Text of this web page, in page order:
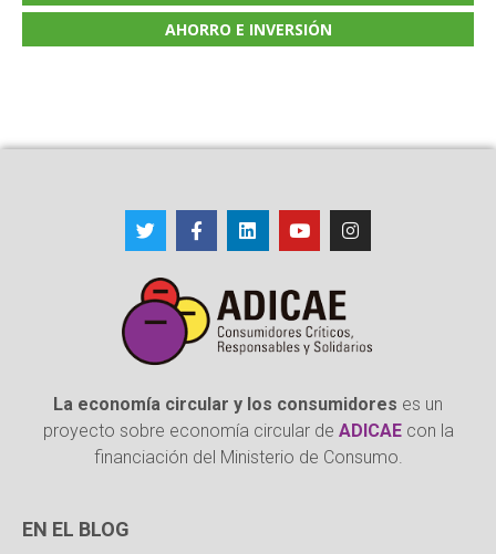
AHORRO E INVERSIÓN
La economía circular y los consumidores es un
proyecto sobre economía circular de ADICAEcon la
financiación del Ministerio de Consumo.
EN EL BLOG